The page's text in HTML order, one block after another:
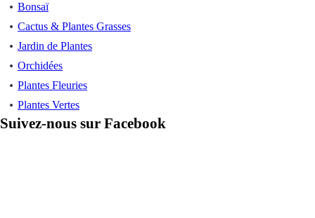
Bonsaï
Cactus & Plantes Grasses
Jardin de Plantes
Orchidées
Plantes Fleuries
Plantes Vertes
Suivez-nous sur Facebook